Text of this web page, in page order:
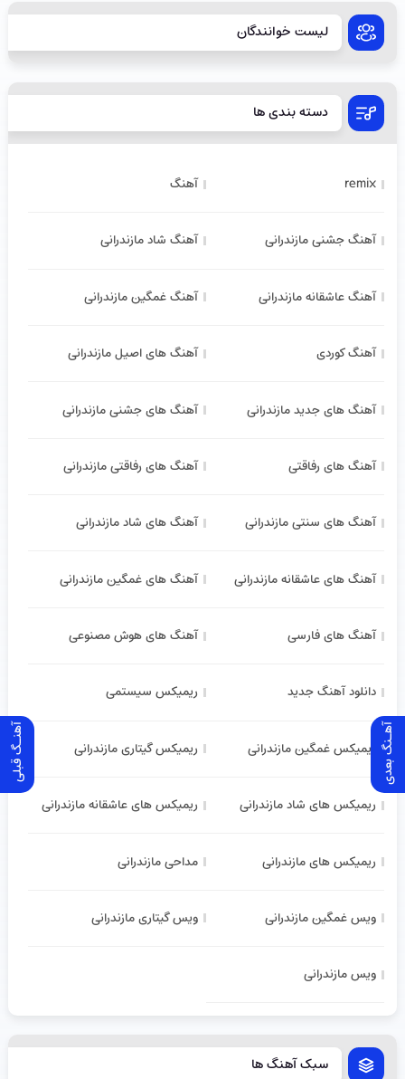
آهنـگ قبلی آهـنگ بعدی
لیست خوانندگان
دسته بندی ها
remix آهنگ
آهنگ جشنی مازندرانی آهنگ شاد مازندرانی
آهنگ عاشقانه مازندرانی آهنگ غمگین مازندرانی
آهنگ کوردی آهنگ های اصیل مازندرانی
آهنگ های جدید مازندرانی آهنگ های جشنی مازندرانی
آهنگ های رفاقتی آهنگ های رفاقتی مازندرانی
آهنگ های سنتی مازندرانی آهنگ های شاد مازندرانی
آهنگ های عاشقانه مازندرانی آهنگ های غمگین مازندرانی
آهنگ های فارسی آهنگ های هوش مصنوعی
دانلود آهنگ جدید ریمیکس سیستمی
ریمیکس غمگین مازندرانی ریمیکس گیتاری مازندرانی
ریمیکس های شاد مازندرانی ریمیکس های عاشقانه مازندرانی
ریمیکس های مازندرانی مداحی مازندرانی
ویس غمگین مازندرانی ویس گیتاری مازندرانی
ویس مازندرانی
سبک آهنگ ها